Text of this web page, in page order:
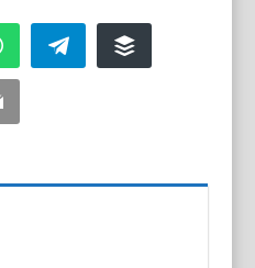
WhatsApp Telegram Buffer
Email